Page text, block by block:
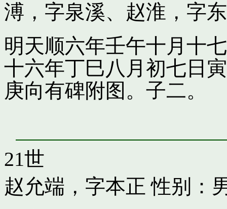
溥，字泉溪、 赵淮，字
明天顺六年壬午十月十
十六年丁巳八月初七日
庚向有碑附图。子二。
21世
赵允端，字本正 性别：